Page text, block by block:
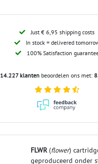
Just € 6,95 shipping costs
In stock = delivered
100% Satisfaction
14.227 klantenbeoordelen ons met:
FLWR(flower)
geproduceerd onder